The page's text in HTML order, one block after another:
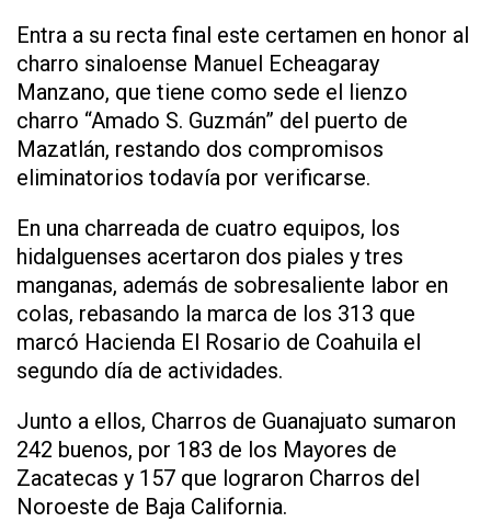
Entra a su recta final este certamen en honor al
charro sinaloense Manuel Echeagaray
Manzano, que tiene como sede el lienzo
charro “Amado S. Guzmán” del puerto de
Mazatlán, restando dos compromisos
eliminatorios todavía por verificarse.
En una charreada de cuatro equipos, los
hidalguenses acertaron dos piales y tres
manganas, además de sobresaliente labor en
colas, rebasando la marca de los 313 que
marcó Hacienda El Rosario de Coahuila el
segundo día de actividades.
Junto a ellos, Charros de Guanajuato sumaron
242 buenos, por 183 de los Mayores de
Zacatecas y 157 que lograron Charros del
Noroeste de Baja California.